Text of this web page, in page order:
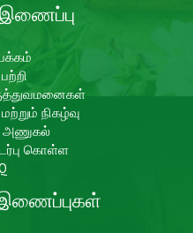
பக்கம்
நிகழ்வு
அணுகல்
கொள்ள